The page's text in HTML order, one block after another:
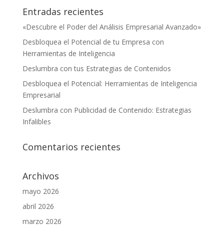
Entradas recientes
«Descubre el Poder del Análisis Empresarial Avanzado»
Desbloquea el Potencial de tu Empresa con
Herramientas de Inteligencia
Deslumbra con tus Estrategias de Contenidos
Desbloquea el Potencial: Herramientas de Inteligencia
Empresarial
Deslumbra con Publicidad de Contenido: Estrategias
Infalibles
Comentarios recientes
Archivos
mayo 2026
abril 2026
marzo 2026